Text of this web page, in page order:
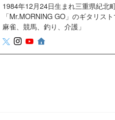
1984年12月24日生まれ三重県紀北
「Mr.MORNING GO」のギタリス
麻雀、競馬、釣り、介護」